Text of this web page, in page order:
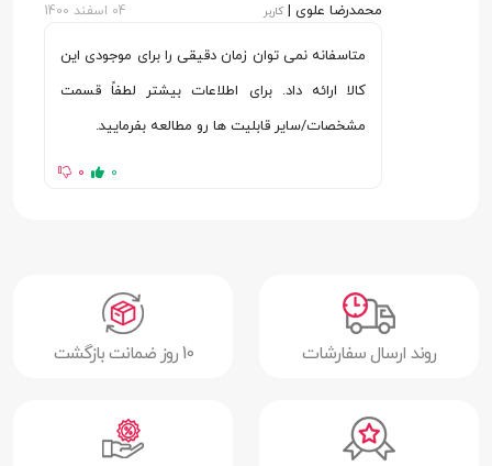
صابون
سایر قابلیت‌ها
دارای 5 حالت خروج آب | طول عمر باتری 30
دقیقه | امکان تغییر حالت خروج آب با
محمدرضا علوی | کاربر 04 اسفند 1400
متاسفانه نمی توان زمان دقیقی را برای موجودی این
کالا ارائه داد. برای اطلاعات بیشتر لطفاً قسمت
مشخصات/سایر قابلیت ها رو مطالعه بفرمایید.
0
0
روند ارسال سفارشات 10 روز ضمانت بازگشت